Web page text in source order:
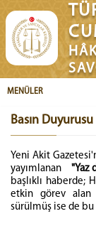
MENÜLER
Basın Duyurusu
Yeni Akit
yayımlanan "Yaz
başlıklı haberde;
etkin görev alan
sürülmüş ise de bu